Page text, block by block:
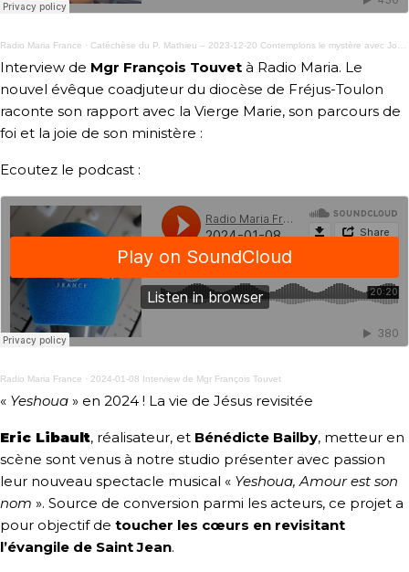
Radio Maria France · Catéchèse du P. Mathieu – 2023-12-20 Contemplons le mystère avec Joseph
Interview de Mgr François Touvet à Radio Maria. Le
nouvel évêque coadjuteur du diocèse de Fréjus-Toulon
raconte son rapport avec la Vierge Marie, son parcours de
foi et la joie de son ministère :
Ecoutez le podcast :
Radio Maria France · 2024-01-08 Interview de Mgr François Touvet
« Yeshoua » en 2024 ! La vie de Jésus revisitée
Eric Libault, réalisateur, et Bénédicte Bailby, metteur en
scène sont venus à notre studio présenter avec passion
leur nouveau spectacle musical « Yeshoua, Amour est son
nom ». Source de conversion parmi les acteurs, ce projet a
pour objectif de toucher les cœurs en revisitant
l’évangile de Saint Jean.